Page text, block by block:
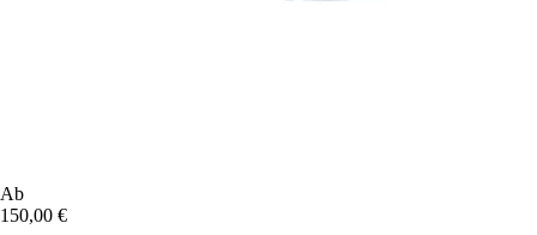
Ab
150,00 €